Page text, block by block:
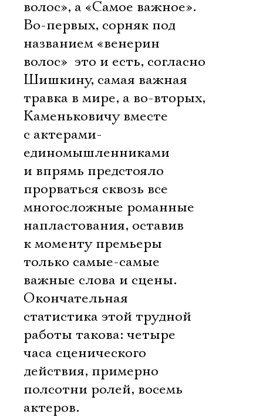
волос», а «Самое важное».
Во-первых, сорняк под
названием «венерин
волос»  это и есть, согласно
Шишкину, самая важная
травка в мире, а во-вторых,
Каменьковичу вместе
с актерами-
единомышленниками
и впрямь предстояло
прорваться сквозь все
многосложные романные
напластования, оставив
к моменту премьеры
только самые-самые
важные слова и сцены.
Окончательная
статистика этой трудной
работы такова: четыре
часа сценического
действия, примерно
полсотни ролей, восемь
актеров.